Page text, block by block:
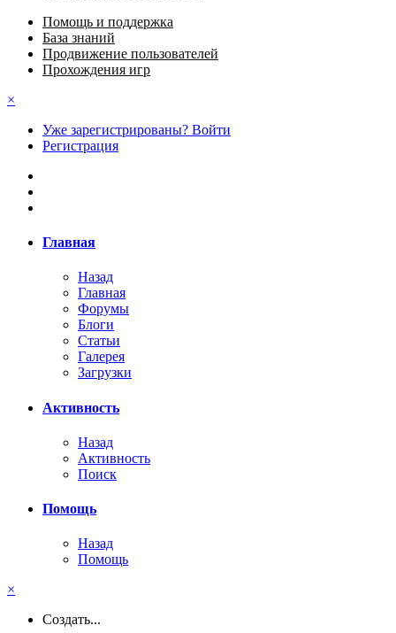
Помощь и поддержка
База знаний
Продвижение пользователей
Прохождения игр
×
Уже зарегистрированы? Войти
Регистрация
Главная
Назад
Главная
Форумы
Блоги
Статьи
Галерея
Загрузки
Активность
Назад
Активность
Поиск
Помощь
Назад
Помощь
×
Создать...